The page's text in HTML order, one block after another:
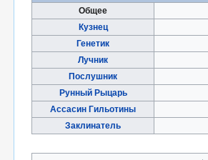
Общее
Кузнец
Генетик
Лучник
Послушник
Рунный Рыцарь
Ассасин Гильотины
Заклинатель